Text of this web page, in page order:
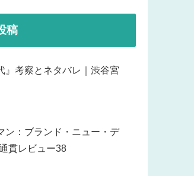
稿
』考察とネタバレ｜渋谷宮
ン：ブランド・ニュー・デ
貫レビュー38